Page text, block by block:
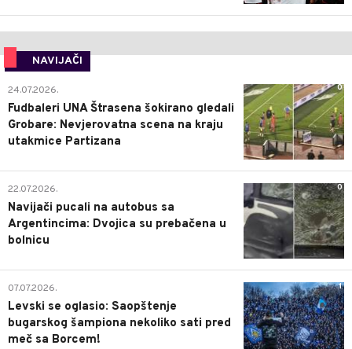
NAVIJAČI
0
24.07.2026.
Fudbaleri UNA Štrasena šokirano gledali
Grobare: Nevjerovatna scena na kraju
utakmice Partizana
0
22.07.2026.
Navijači pucali na autobus sa
Argentincima: Dvojica su prebačena u
bolnicu
1
07.07.2026.
Levski se oglasio: Saopštenje
bugarskog šampiona nekoliko sati pred
meč sa Borcem!